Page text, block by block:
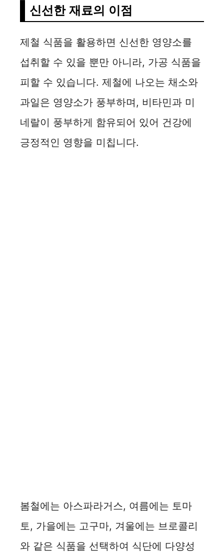
신선한 재료의 이점
제철 식품을 활용하면 신선한 영양소를
섭취할 수 있을 뿐만 아니라, 가공 식품을
피할 수 있습니다. 제철에 나오는 채소와
과일은 영양소가 풍부하며, 비타민과 미
네랄이 풍부하게 함유되어 있어 건강에
긍정적인 영향을 미칩니다.
봄철에는 아스파라거스, 여름에는 토마
토, 가을에는 고구마, 겨울에는 브로콜리
와 같은 식품을 선택하여 식단에 다양성